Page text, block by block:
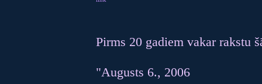
Pirms 20 gadiem vakar rakstu
"Augusts 6., 2006